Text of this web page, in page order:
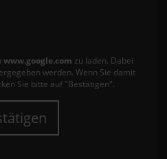
www.google.com zu laden. Dabei
werden. Wenn Sie damit
Sie bitte auf "Bestätigen".